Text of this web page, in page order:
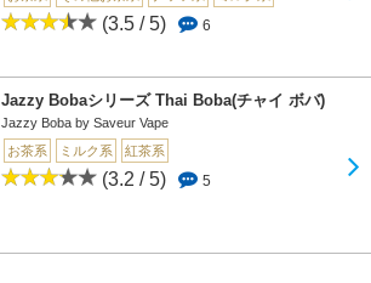
(3.5 / 5) 6
Jazzy Bobaシリーズ Thai Boba(チャイ ボバ)
Jazzy Boba by Saveur Vape
お茶系
ミルク系 紅茶系
(3.2 / 5) 5